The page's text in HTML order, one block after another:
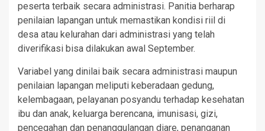
peserta terbaik secara administrasi. Panitia berharap
penilaian lapangan untuk memastikan kondisi riil di
desa atau kelurahan dari administrasi yang telah
diverifikasi bisa dilakukan awal September.
Variabel yang dinilai baik secara administrasi maupun
penilaian lapangan meliputi keberadaan gedung,
kelembagaan, pelayanan posyandu terhadap kesehatan
ibu dan anak, keluarga berencana, imunisasi, gizi,
pencegahan dan penanggulangan diare, penanganan